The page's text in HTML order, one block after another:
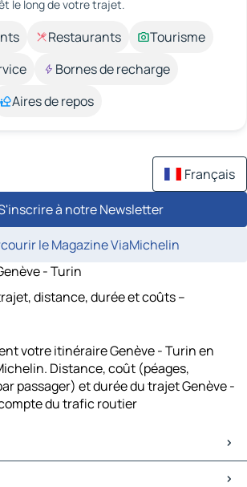
le long de votre trajet.
Restaurants
Tourisme
Bornes de recharge
Aires de repos
Français
à notre Newsletter
le Magazine ViaMichelin
- Turin
distance, durée et coûts –
votre itinéraire Genève - Turin en
Distance, coût (péages,
passager) et durée du trajet Genève -
du trafic routier